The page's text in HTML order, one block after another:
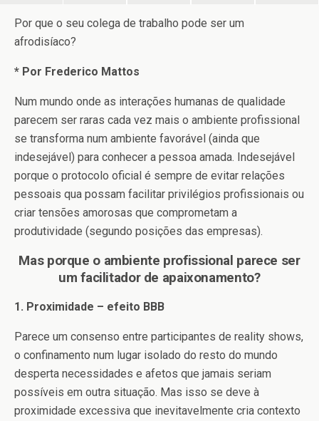
Por que o seu colega de trabalho pode ser um
afrodisíaco?
* Por Frederico Mattos
Num mundo onde as interações humanas de qualidade
parecem ser raras cada vez mais o ambiente profissional
se transforma num ambiente favorável (ainda que
indesejável) para conhecer a pessoa amada. Indesejável
porque o protocolo oficial é sempre de evitar relações
pessoais qua possam facilitar privilégios profissionais ou
criar tensões amorosas que comprometam a
produtividade (segundo posições das empresas).
Mas porque o ambiente profissional parece ser
um facilitador de apaixonamento?
1. Proximidade – efeito BBB
Parece um consenso entre participantes de reality shows,
o confinamento num lugar isolado do resto do mundo
desperta necessidades e afetos que jamais seriam
possíveis em outra situação. Mas isso se deve à
proximidade excessiva que inevitavelmente cria contexto